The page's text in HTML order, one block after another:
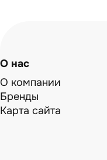
О нас
О компании
Бренды
Карта сайта